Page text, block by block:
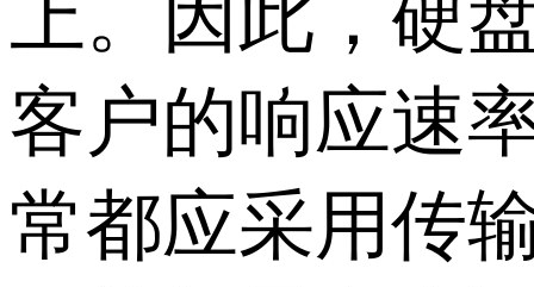
上。因此，硬
客户的响应速
常都应采用传